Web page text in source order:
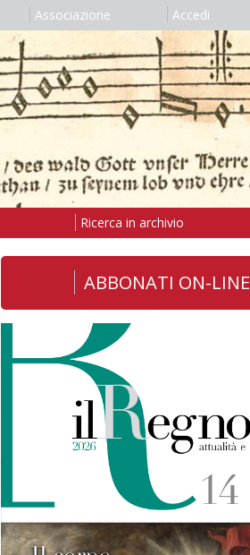
Associazione Accedi
Ricerca in archivio
ABBONATI ON-LINE